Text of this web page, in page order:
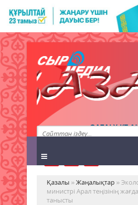
QAZALY.KZ
Қазалы »Жаңалықтар »
министрі Арал теңізінің
танысты